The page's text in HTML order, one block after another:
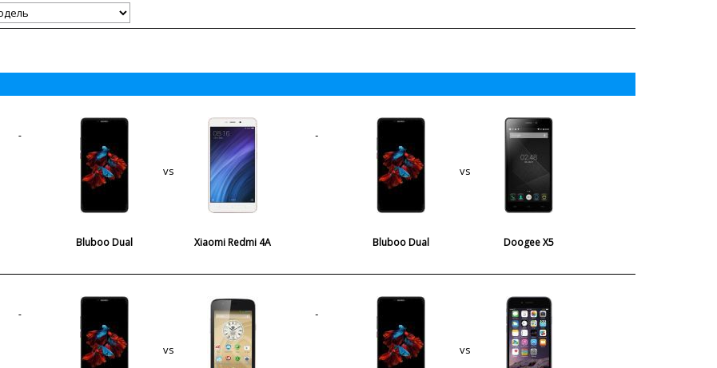
Bluboo Dual
vs
Xiaomi Redmi 4A Bluboo Dual
vs
Doogee X5
vs vs